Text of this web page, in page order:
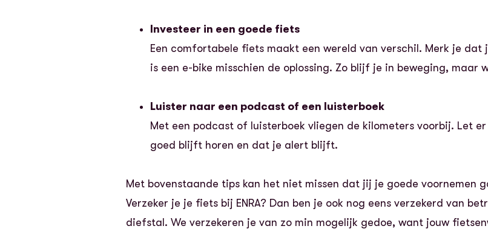
Investeer in een goede fiets
Een comfortabele fiets maakt een wereld van verschil. Merk je
is een e-bike misschien de oplossing. Zo blijf je in beweging, maar
Luister naar een podcast of een luisterboek
Met een podcast of luisterboek vliegen de kilometers voorbij. Let
goed blijft horen en dat je alert blijft.
Met bovenstaande tips kan het niet missen dat jij je goede voornemen
Verzeker je je fiets bij ENRA? Dan ben je ook nog eens verzekerd van
diefstal. We verzekeren je van zo min mogelijk gedoe, want jouw